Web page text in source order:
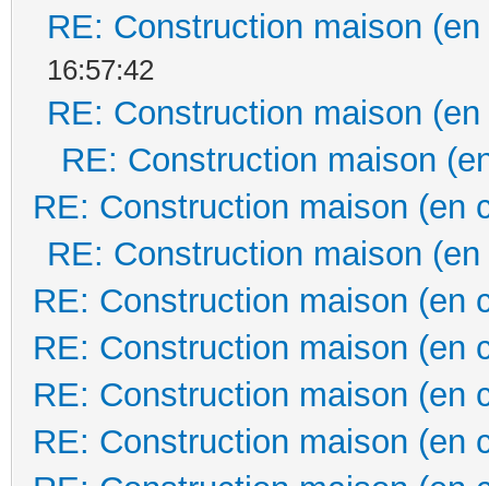
RE: Construction maison
16:57:42
RE: Construction maison
RE: Construction maison
RE: Construction maison (en
RE: Construction maison
RE: Construction maison (en
RE: Construction maison (en
RE: Construction maison (en
RE: Construction maison (en